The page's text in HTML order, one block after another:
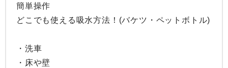
簡単操作
どこでも使える吸水方法！(バケツ・ペットボトル)
・洗車
・床や壁